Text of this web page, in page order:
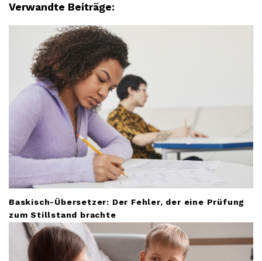
Verwandte Beiträge:
Baskisch-Übersetzer: Der Fehler, der eine Prüfung
zum Stillstand brachte